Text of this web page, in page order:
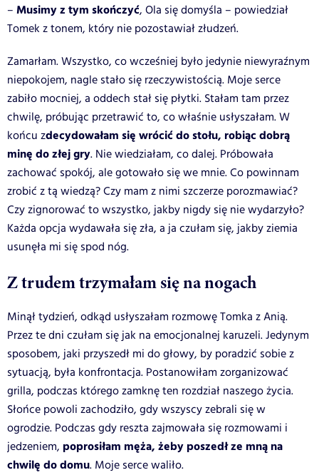
– Musimy z tym skończyć, Ola się domyśla – powiedział
Tomek z tonem, który nie pozostawiał złudzeń.
Zamarłam. Wszystko, co wcześniej było jedynie niewyraźnym
niepokojem, nagle stało się rzeczywistością. Moje serce
zabiło mocniej, a oddech stał się płytki. Stałam tam przez
chwilę, próbując przetrawić to, co właśnie usłyszałam. W
końcu zdecydowałam się wrócić do stołu, robiąc dobrą
minę do złej gry. Nie wiedziałam, co dalej. Próbowała
zachować spokój, ale gotowało się we mnie. Co powinnam
zrobić z tą wiedzą? Czy mam z nimi szczerze porozmawiać?
Czy zignorować to wszystko, jakby nigdy się nie wydarzyło?
Każda opcja wydawała się zła, a ja czułam się, jakby ziemia
usunęła mi się spod nóg.
Z trudem trzymałam się na nogach
Minął tydzień, odkąd usłyszałam rozmowę Tomka z Anią.
Przez te dni czułam się jak na emocjonalnej karuzeli. Jedynym
sposobem, jaki przyszedł mi do głowy, by poradzić sobie z
sytuacją, była konfrontacja. Postanowiłam zorganizować
grilla, podczas którego zamknę ten rozdział naszego życia.
Słońce powoli zachodziło, gdy wszyscy zebrali się w
ogrodzie. Podczas gdy reszta zajmowała się rozmowami i
jedzeniem, poprosiłam męża, żeby poszedł ze mną na
chwilę do domu. Moje serce waliło.